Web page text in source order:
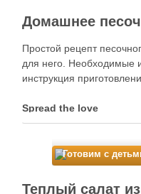
Простой рецепт
для него. Необходимые
инструкция
Spread the love
Готовим с